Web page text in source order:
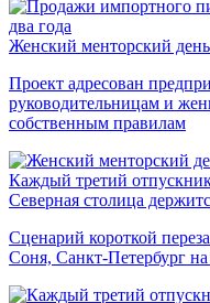
Женский менторский
Проект адресован
руководительницам и
собственным правилам
Каждый третий
Северная столица
Сценарий короткой
Соня, Санкт-Петербург